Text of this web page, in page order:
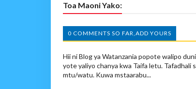
Toa Maoni Yako:
0 COMMENTS SO FAR,ADD YOURS
Hii ni Blog ya Watanzania popote walipo
yote yaliyo chanya kwa Taifa letu. Tafadhali
mtu/watu. Kuwa mstaarabu...